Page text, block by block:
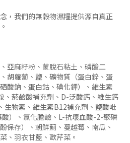
，我們的無穀物濕糧提供源自真正
亞麻籽粉、蒙脫石粘土、磷酸二
胡蘿蔔、鹽、礦物質（蛋白鋅、蛋
酸鈉、蛋白鈷、碘化鉀）、維生素
、菸鹼酸補充劑、D-泛酸鈣、維生鈣
生物素、維生素B12補充劑、鹽酸吡
）、氯化膽鹼、L-抗壞血酸-2-聚磷
保存）、朝鮮薊、蔓越莓、南瓜、
、羽衣甘藍、歐芹菜。